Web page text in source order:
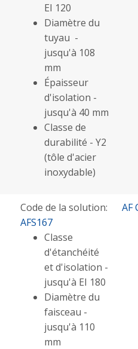
EI 120
Diamètre du
tuyau -
jusqu'à 108
mm
Épaisseur
d'isolation -
jusqu'à 40 mm
Classe de
durabilité - Y2
(tôle d'acier
inoxydable)
Code de la solution:
AFS167
Classe
d'étanchéité
et d'isolation -
jusqu'à EI 180
Diamètre du
faisceau -
jusqu'à 110
mm
AF